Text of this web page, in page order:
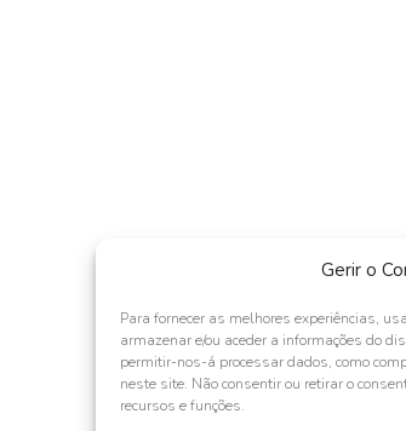
Gerir o
Para fornecer as melhores experiências,
armazenar e/ou aceder a informações do
permitir-nos-á processar dados, como
neste site. Não consentir ou retirar o
recursos e funções.